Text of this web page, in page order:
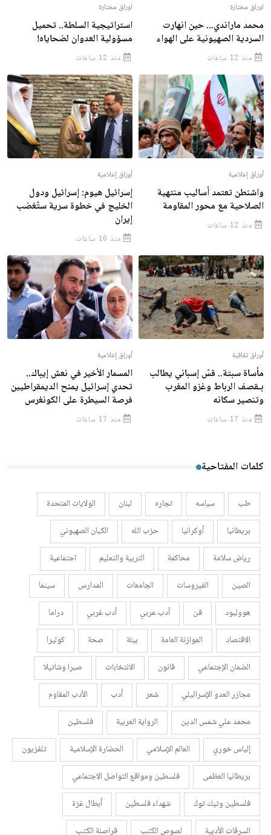
اوراق مختارة
محمد ماراندي... حين انهارت
السردية الصهيونية على الهواء
منذ 12 ساعات
اوراق مختارة
استراتيجية السلطة.. تحميل
مسؤولية العدوان لضحاياه!
منذ 12 ساعات
أوراق إعلامية
واشنطن تعتمد أساليب منتهية
الصلاحية مع محور المقاومة
منذ 12 ساعات
أوراق إعلامية
إسرائيل هيوم: إسرائيل ودول
الخليج في خطوة سرية ستُغضب
إيران
منذ 16 ساعات
أوراق ثقافية
مأساة سبتة.. قسّ إسباني يطالب
بـقصف الرباط وغزو المغرب
وتنصير سكانه
منذ 17 ساعات
أوراق إعلامية
المسمار الأخير في نعش إيباك..
تحدي إسرائيل يمنح الديمقراطيين
فرصة السيطرة على الكونغرس
منذ 17 ساعات
كلمات المفتاحية
طب سياسه تجاره لبنان
الولايات المتحدة
بريطانيا
أوكرانيا حزب الله
الكيان الصهيوني
رياض سلامة
محاكمة التربية والتعليم
اجتماعية
الصين
الفيروسات الجامعات المدارس
سينما
هووليود
فن أدب عربي أدب غربي
دراما
الاقتصاد
الموازنة العامة بيئة صحة
كوليرا
الضمان الإجتماعي
قانون الانتخابات
صبرا وشاتيلا
مجازر العدو الإسرائيلي
شعر أدب
الأدب المقاوم
محمد علي شمس الدين
الرواية العربية
فلسطين
إلياس خوري
العالم الإسلامي الحضارة الإسلامية
تلفزيون
بريطانيا العظمى
فلسطين ومواقع التواصل الاجتماعي
فلسطين وتيك توك
شهداء فلسطين
أبطال غزة
السرقات الأدبية
لصوص الكتب
قراصنة الكتب